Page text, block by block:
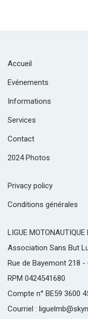
Accueil
Evénements
Informations
Services
Contact
2024 Photos
Privacy policy
Conditions générales
LIGUE MOTONAUTIQUE
Association Sans But
Rue de Bayemont 218
RPM 0424541680
Compte n° BE59 3600
Courriel :